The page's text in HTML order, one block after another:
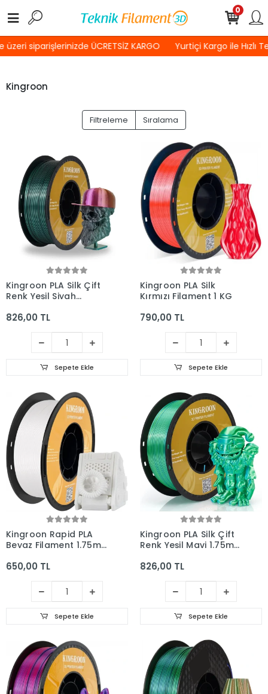
siparişlerinizde ÜCRETSİZ KARGO Yurtiçi Kargo ile Hızlı
0
Kingroon
Filtreleme Sıralama
Kingroon PLA Silk Çift
Renk Yeşil Siyah
826,00 TL
Sepete Ekle
Kingroon PLA Silk
Kırmızı Filament 1 KG
790,00 TL
Sepete Ekle
Kingroon Rapid PLA
Beyaz Filament 1.75mm
650,00 TL
Sepete Ekle
Kingroon PLA Silk Çift
Renk Yeşil Mavi 1.75mm
826,00 TL
Sepete Ekle